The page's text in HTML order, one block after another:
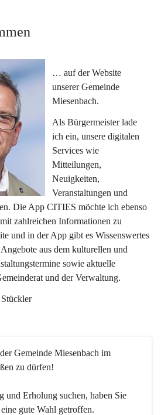
… auf der Website
unserer Gemeinde
Miesenbach.
Als Bürgermeister lade
ich ein, unsere digitalen
Services wie
Mitteilungen,
Neuigkeiten,
Veranstaltungen und
Die App CITIES möchte ich ebenso
zahlreichen Informationen zu
und in der App gibt es Wissenswertes
aus dem kulturellen und
sowie aktuelle
und der Verwaltung.
Gemeinde Miesenbach im
zu dürfen!
und Erholung suchen, haben Sie
gute Wahl getroffen.